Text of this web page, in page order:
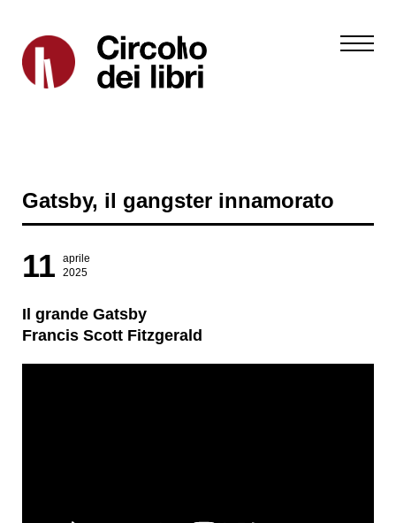
Gatsby, il gangster innamorato
11
aprile
2025
Il grande Gatsby
​Francis Scott Fitzgerald